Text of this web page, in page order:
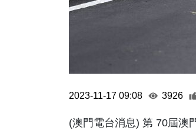
2023-11-17 09:08 3926
(澳門電台消息) 第 70屆澳